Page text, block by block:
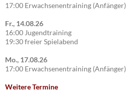
17:00 Erwachsenentraining (Anfänger)
Fr., 14.08.26
16:00 Jugendtraining
19:30 freier Spielabend
Mo., 17.08.26
17:00 Erwachsenentraining (Anfänger)
Weitere Termine